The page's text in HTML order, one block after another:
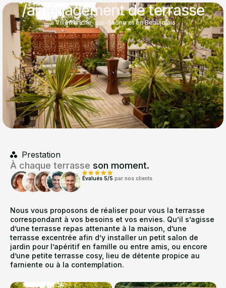
/aménagement de terrasse
à Villefranche-sur-Saône et en Beaujolais
Prestation
À chaque terrasse son moment.
Évalués 5/5 par nos clients
Nous vous proposons de réaliser pour vous la terrasse
correspondant à vos besoins et vos envies. Qu’il s’agisse
d’une terrasse repas attenante à la maison, d’une
terrasse excentrée afin d’y installer un petit salon de
jardin pour l’apéritif en famille ou entre amis, ou encore
d’une petite terrasse cosy, lieu de détente propice au
farniente ou à la contemplation.